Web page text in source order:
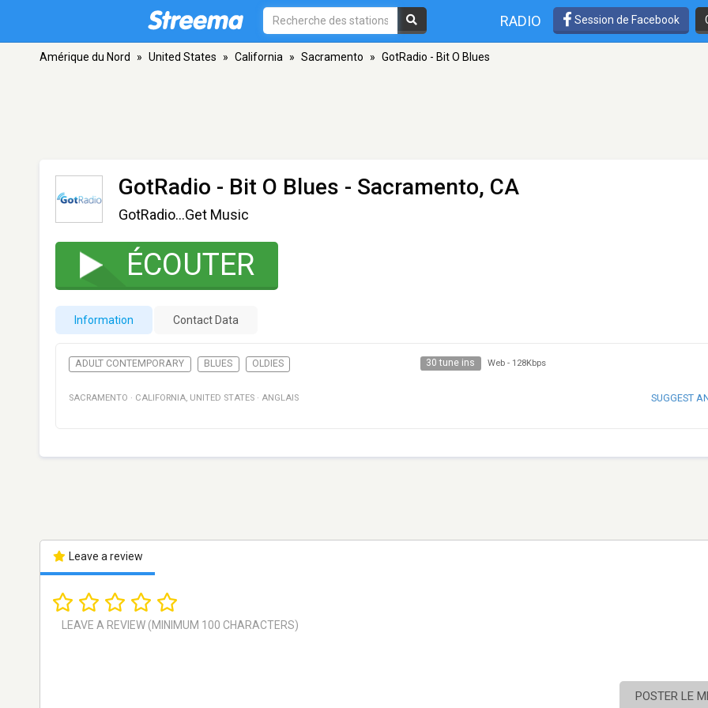
RADIO Session de Facebook
Amérique du Nord » United States » California » Sacramento » GotRadio - Bit O Blues
GotRadio - Bit O Blues - Sacramento, CA
GotRadio...Get Music
ÉCOUTER
Information Contact Data
ADULT CONTEMPORARY BLUES OLDIES 30 tune ins Web - 128Kbps
SACRAMENTO · CALIFORNIA, UNITED STATES · ANGLAIS SUGGEST
Leave a review
POSTER LE